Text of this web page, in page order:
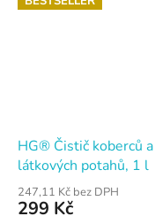
HG® Čistič koberců a
látkových potahů, 1 l
247,11 Kč bez DPH
299 Kč